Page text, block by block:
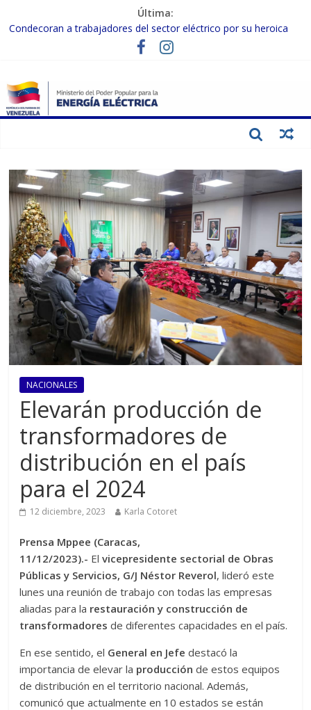
Última:
Condecoran a trabajadores del sector eléctrico por su heroica
labor tras el doble sismo del 24-J
Gobierno Nacional coordina acciones con el sector privado para
Inspeccionan trabajos de rehabilitación en instalaciones del SEN
en Carabobo
Gobierno Nacional activa plan preventivo para fortalecer el SEN
NACIONALES
Elevarán producción de
transformadores de
distribución en el país
para el 2024
12 diciembre, 2023 Karla Cotoret
Prensa Mppee (Caracas,
11/12/2023).- Elvicepresidente sectorial de Obras
Públicas y Servicios, G/J Néstor Reverol, lideró este
lunes una reunión de trabajo con todas las empresas
aliadas para la restauración y construcción de
transformadores de diferentes capacidades en el país.
En ese sentido, el General en Jefe destacó la
importancia de elevar la producción de estos equipos
de distribución en el territorio nacional. Además,
comunicó que actualmente en 10 estados se están